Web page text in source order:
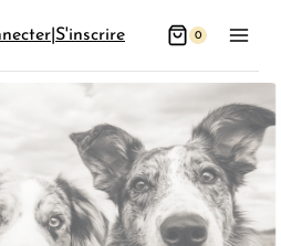
S'inscrire 0